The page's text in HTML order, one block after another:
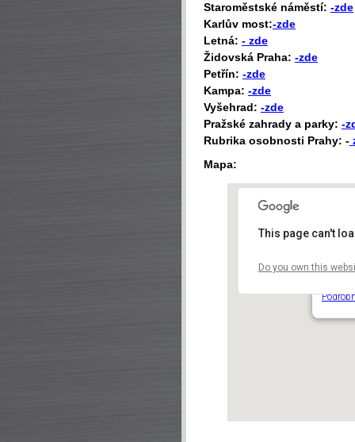
Staroměstské náměstí: -zde
Karlův most:-zde
Letná: - zde
Židovská Praha: -zde
Petřín: -zde
Kampa: -zde
Vyšehrad: -zde
Pražské zahrady a parky: -
Rubrika osobnosti Prahy: -
Mapa:
This page can't
Do you own this